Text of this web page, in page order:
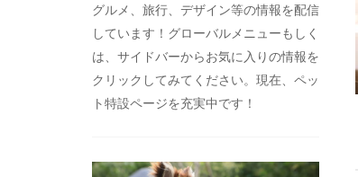
グルメ、旅行、デザイン等の情報を配信
しています！グローバルメニューもしく
は、サイドバーからお気に入りの情報を
クリックしてみてください。現在、ペッ
ト特設ページを充実中です！